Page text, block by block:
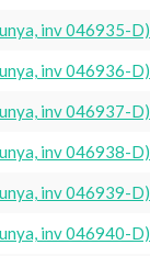
inv 046935-D)
inv 046936-D)
inv 046937-D)
inv 046938-D)
inv 046939-D)
inv 046940-D)